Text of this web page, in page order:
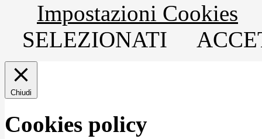
Impostazioni Cookies
SELEZIONATI
Chiudi
Cookies policy